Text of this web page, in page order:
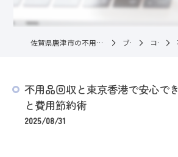
佐賀県唐津市の不用品回収なら片付け代行サービスC.U ブログ コラム
不用品回収と東京香港で安心で
と費用節約術
2025/08/31